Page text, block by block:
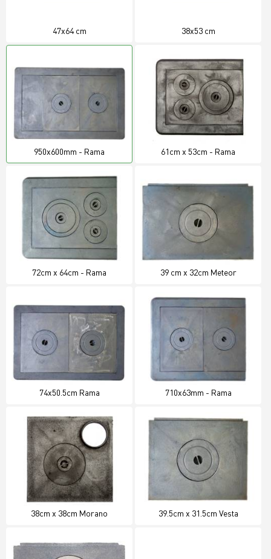
47x64 cm 38x53 cm
950x600mm - Rama 61cm x 53cm - Rama
72cm x 64cm - Rama 39 cm x 32cm Meteor
74x50.5cm Rama 710x63mm - Rama
38cm x 38cm Morano 39.5cm x 31.5cm Vesta